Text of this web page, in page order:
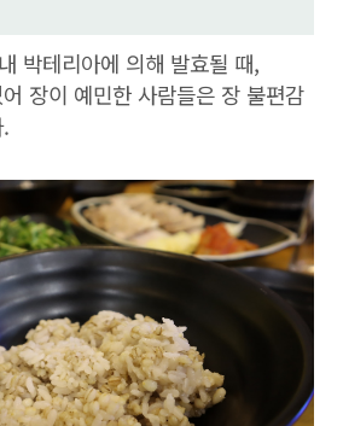
박테리아에 의해 발효될 때,
장이 예민한 사람들은 장 불편감